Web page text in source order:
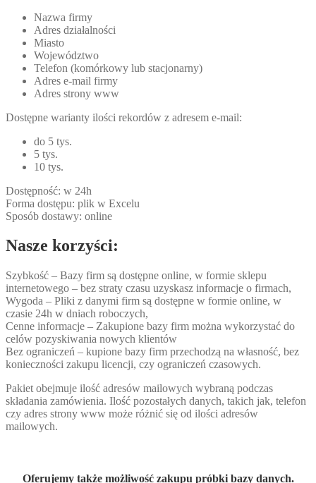
Nazwa firmy
Adres działalności
Miasto
Województwo
Telefon (komórkowy lub stacjonarny)
Adres e-mail firmy
Adres strony www
Dostępne warianty ilości rekordów z adresem e-mail:
do 5 tys.
5 tys.
10 tys.
Dostępność: w 24h
Forma dostępu: plik w Excelu
Sposób dostawy: online
Nasze korzyści:
Szybkość – Bazy firm są dostępne online, w formie sklepu
internetowego – bez straty czasu uzyskasz informacje o firmach,
Wygoda – Pliki z danymi firm są dostępne w formie online, w
czasie 24h w dniach roboczych,
Cenne informacje – Zakupione bazy firm można wykorzystać do
celów pozyskiwania nowych klientów
Bez ograniczeń – kupione bazy firm przechodzą na własność, bez
konieczności zakupu licencji, czy ograniczeń czasowych.
Pakiet obejmuje ilość adresów mailowych wybraną podczas
składania zamówienia. Ilość pozostałych danych, takich jak, telefon
czy adres strony www może różnić się od ilości adresów
mailowych.
Oferujemy także możliwość zakupu próbki bazy danych.